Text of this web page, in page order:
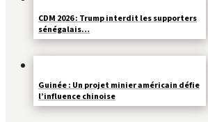
CDM 2026 : Trump interdit les supporters
sénégalais…
Guinée : Un projet minier américain défie
l’influence chinoise